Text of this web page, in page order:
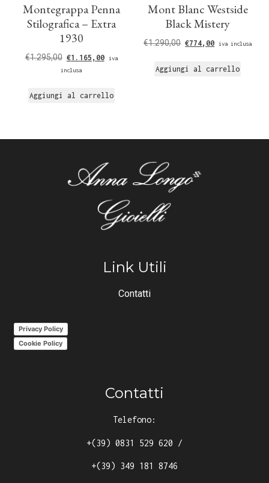
Montegrappa Penna
Stilografica – Extra
1930
€1.295,00 €1.165,00
iva
inclusa
Aggiungi al carrello
Mont Blanc Westside
Black Mistery
€1.290,00 €774,00 iva inclusa
Aggiungi al carrello
Link Utili
Contatti
Privacy Policy
Cookie Policy
Contatti
Telefono:
+(39) 0831 529 620 /
+(39) 349 181 8746